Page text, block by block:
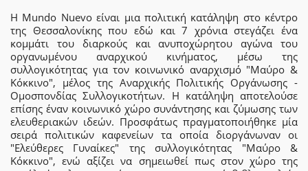
Η Mundo Nuevo είναι μια πολιτική κατάληψη στο κέντρο
της Θεσσαλονίκης που εδώ και 7 χρόνια στεγάζει ένα
κομμάτι του διαρκούς και ανυποχώρητου αγώνα του
οργανωμένου αναρχικού κινήματος, μέσω της
συλλογικότητας για τον κοινωνικό αναρχισμό "Μαύρο &
Κόκκινο", μέλος της Αναρχικής Πολιτικής Οργάνωσης -
Ομοσπονδίας Συλλογικοτήτων. Η κατάληψη αποτελούσε
επίσης έναν κοινωνικό χώρο συνάντησης και ζύμωσης των
ελευθεριακών ιδεών. Προσφάτως πραγματοποιήθηκε μία
σειρά πολιτικών καφενείων τα οποία διοργάνωναν οι
"Ελεύθερες Γυναίκες" της συλλογικότητας "Μαύρο &
Κόκκινο", ενώ αξίζει να σημειωθεί πως στον χώρο της